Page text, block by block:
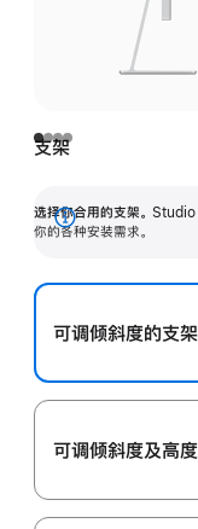
支架
选择你合用的支架。 Studio
你的各种安装需求。
展
可调倾斜度的支架
可调倾斜度及高‍